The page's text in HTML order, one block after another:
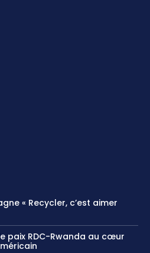
« Recycler, c’est aimer
paix RDC-Rwanda au cœur